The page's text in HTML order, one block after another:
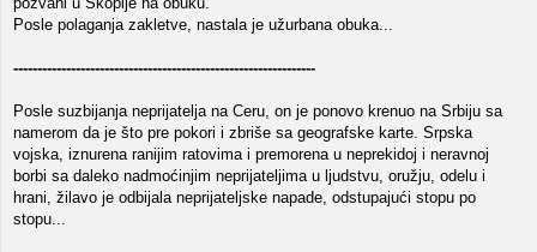
Posle polaganja zakletve, nastala je užurbana obuka...
---------------------------------------------------------------
Posle suzbijanja neprijatelja na Ceru, on je ponovo krenuo na Srbiju sa
namerom da je što pre pokori i zbriše sa geografske karte. Srpska
vojska, iznurena ranijim ratovima i premorena u neprekidoj i neravnoj
borbi sa daleko nadmoćinjim neprijateljima u ljudstvu, oružju, odelu i
hrani, žilavo je odbijala neprijateljske napade, odstupajući stopu po
stopu...